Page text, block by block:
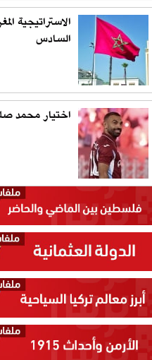
الاستراتيجية
السادس
اختيار محمد